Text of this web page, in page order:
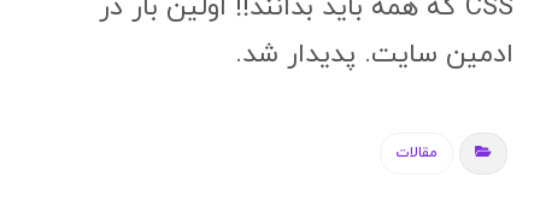
CSS که همه باید بدانند!! اولین بار در
ادمین سایت. پدیدار شد.
مقالات